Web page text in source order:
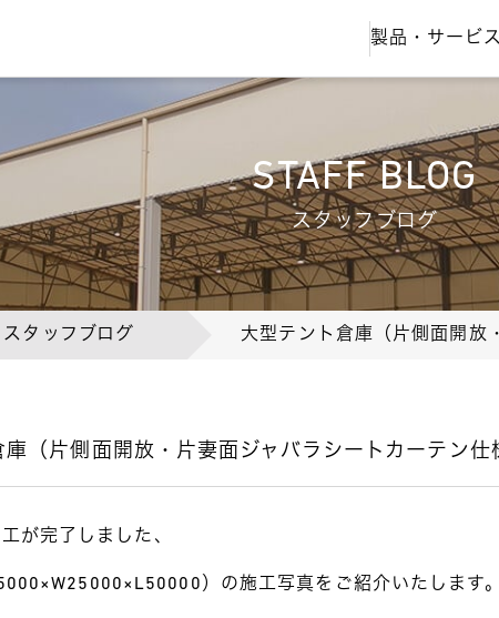
製品・サービス
STAFF BLOG
スタッフブログ
スタッフブログ 大型テント倉庫（片側面開放
庫（片側面開放・片妻面ジャバラシートカーテン仕
が完了しました、
）の施工写真をご紹介いたします。